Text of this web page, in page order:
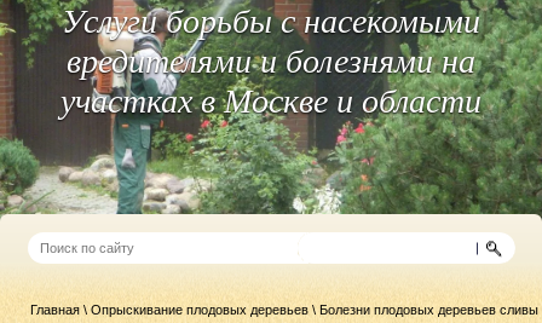
Услуги борьбы с насекомыми
вредителями и болезнями на
участках в Москве и области
Главная \Опрыскивание плодовых деревьев \ Болезни плодовых деревьев сливы